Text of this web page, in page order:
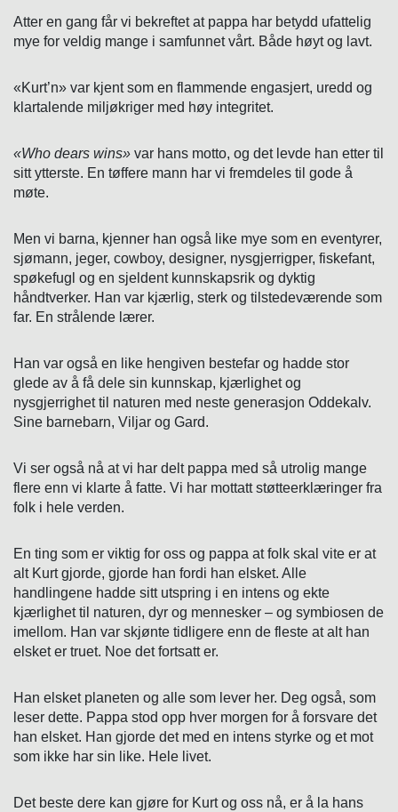
Atter en gang får vi bekreftet at pappa har betydd ufattelig
mye for veldig mange i samfunnet vårt. Både høyt og lavt.
«Kurt’n» var kjent som en flammende engasjert, uredd og
klartalende miljøkriger med høy integritet.
«Who dears wins» var hans motto, og det levde han etter til
sitt ytterste. En tøffere mann har vi fremdeles til gode å
møte.
Men vi barna, kjenner han også like mye som en eventyrer,
sjømann, jeger, cowboy, designer, nysgjerrigper, fiskefant,
spøkefugl og en sjeldent kunnskapsrik og dyktig
håndtverker. Han var kjærlig, sterk og tilstedeværende som
far. En strålende lærer.
Han var også en like hengiven bestefar og hadde stor
glede av å få dele sin kunnskap, kjærlighet og
nysgjerrighet til naturen med neste generasjon Oddekalv.
Sine barnebarn, Viljar og Gard.
Vi ser også nå at vi har delt pappa med så utrolig mange
flere enn vi klarte å fatte. Vi har mottatt støtteerklæringer fra
folk i hele verden.
En ting som er viktig for oss og pappa at folk skal vite er at
alt Kurt gjorde, gjorde han fordi han elsket. Alle
handlingene hadde sitt utspring i en intens og ekte
kjærlighet til naturen, dyr og mennesker – og symbiosen de
imellom. Han var skjønte tidligere enn de fleste at alt han
elsket er truet. Noe det fortsatt er.
Han elsket planeten og alle som lever her. Deg også, som
leser dette. Pappa stod opp hver morgen for å forsvare det
han elsket. Han gjorde det med en intens styrke og et mot
som ikke har sin like. Hele livet.
Det beste dere kan gjøre for Kurt og oss nå, er å la hans